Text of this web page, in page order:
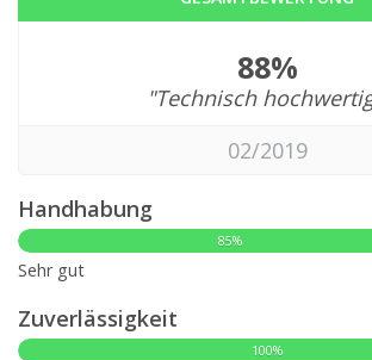
88%
"Technisch
02/2019
Handhabung
85%
Sehr gut
Zuverlässigkeit
100%